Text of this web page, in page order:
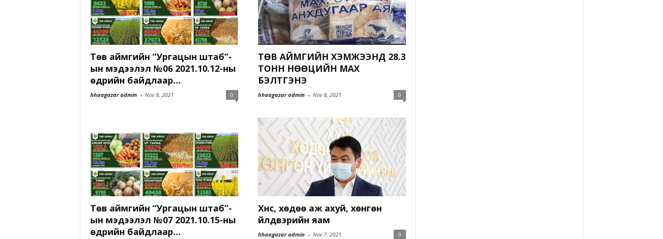
Төв аймгийн “Ургацын штаб”-
ын мэдээлэл №06 2021.10.12-ны
өдрийн байдлаар…
hhaagazar admin - Nov 8, 2021 0
ТӨВ АЙМГИЙН ХЭМЖЭЭНД 28.3
ТОНН НӨӨЦИЙН МАХ
БЭЛТГЭНЭ
hhaagazar admin - Nov 8, 2021 0
Төв аймгийн “Ургацын штаб”-
ын мэдээлэл №07 2021.10.15-ны
өдрийн байдлаар…
Хүнс, хөдөө аж ахуй, хөнгөн
үйлдвэрийн яам
hhaagazar admin - Nov 7, 2021 0